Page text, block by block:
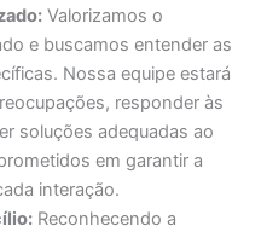
Valorizamos o
e buscamos entender as
Nossa equipe estará
responder às
soluções adequadas ao
em garantir a
interação.
Reconhecendo a